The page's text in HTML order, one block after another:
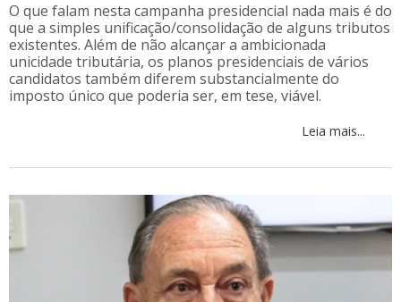
O que falam nesta campanha presidencial nada mais é do
que a simples unificação/consolidação de alguns tributos
existentes. Além de não alcançar a ambicionada
unicidade tributária, os planos presidenciais de vários
candidatos também diferem substancialmente do
imposto único que poderia ser, em tese, viável.
Leia mais...